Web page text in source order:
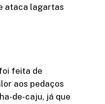
ataca lagartas
feita de
aos pedaços
de-caju, já que